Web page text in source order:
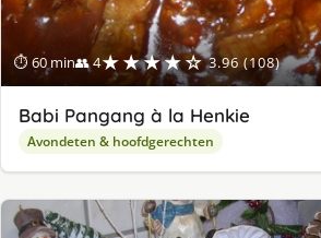
⏱ 60 min👥 4★★★★☆ 3.96 (108)
Babi Pangang à la Henkie
Avondeten & hoofdgerechten